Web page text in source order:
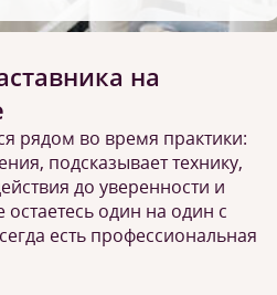
на
рядом во время практики:
подсказывает технику,
до уверенности и
остаетесь один на один с
есть профессиональная